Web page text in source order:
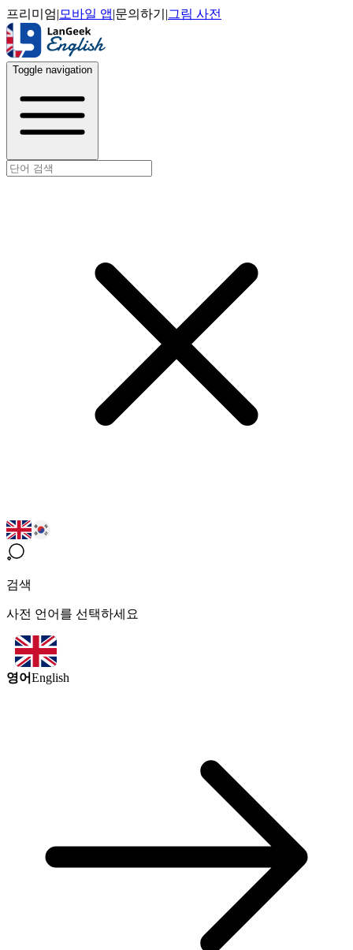
프리미엄| 모바일 앱|문의하기 |그림 사전
Toggle navigation
검색
사전 언어를 선택하세요
영어English